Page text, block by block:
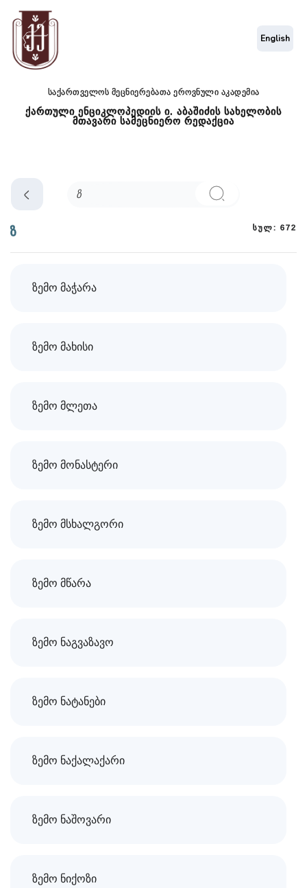
საქართველოს მეცნიერებათა ეროვნული აკადემია
ქართული ენციკლოპედიის ი. აბაშიძის სახელობის
მთავარი სამეცნიერო რედაქცია
English
ზ სულ: 672
ზემო მაჭარა
ზემო მახისი
ზემო მლეთა
ზემო მონასტერი
ზემო მსხალგორი
ზემო მწარა
ზემო ნაგვაზავო
ზემო ნატანები
ზემო ნაქალაქარი
ზემო ნაშოვარი
ზემო ნიქოზი